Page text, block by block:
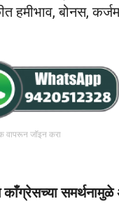
बोनस,
वापरून जॉइन करा
समर्थनामुळे